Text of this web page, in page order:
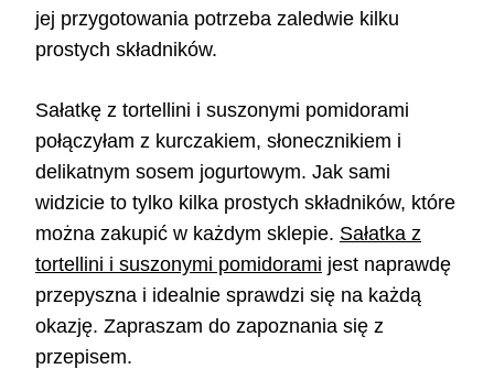
jej przygotowania potrzeba zaledwie kilku
prostych składników.
Sałatkę z tortellini i suszonymi pomidorami
połączyłam z kurczakiem, słonecznikiem i
delikatnym sosem jogurtowym. Jak sami
widzicie to tylko kilka prostych składników, które
można zakupić w każdym sklepie. Sałatka z
tortellini i suszonymi pomidorami jest naprawdę
przepyszna i idealnie sprawdzi się na każdą
okazję. Zapraszam do zapoznania się z
przepisem.